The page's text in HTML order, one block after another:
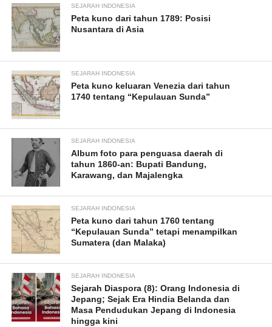
SEJARAH INDONESIA
Peta kuno dari tahun 1789: Posisi
Nusantara di Asia
SEJARAH INDONESIA
Peta kuno keluaran Venezia dari tahun
1740 tentang “Kepulauan Sunda”
SEJARAH INDONESIA
Album foto para penguasa daerah di
tahun 1860-an: Bupati Bandung,
Karawang, dan Majalengka
SEJARAH INDONESIA
Peta kuno dari tahun 1760 tentang
“Kepulauan Sunda” tetapi menampilkan
Sumatera (dan Malaka)
SEJARAH INDONESIA
Sejarah Diaspora (8): Orang Indonesia di
Jepang; Sejak Era Hindia Belanda dan
Masa Pendudukan Jepang di Indonesia
hingga kini